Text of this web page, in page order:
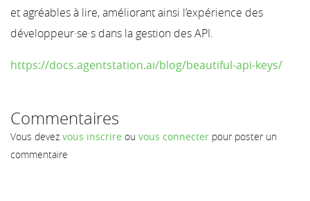
et agréables à lire, améliorant ainsi l’expérience des
développeur·se·s dans la gestion des API.
https://docs.agentstation.ai/blog/beautiful-api-keys/
Commentaires
Vous devez vous inscrire ou vous connecter pour poster un
commentaire